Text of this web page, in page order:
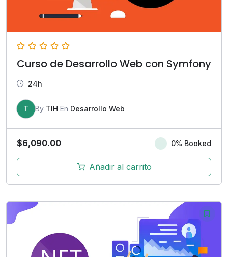
Curso de Desarrollo Web con Symfony
24h
T By TIH En Desarrollo Web
$6,090.00 0% Booked
Añadir al carrito